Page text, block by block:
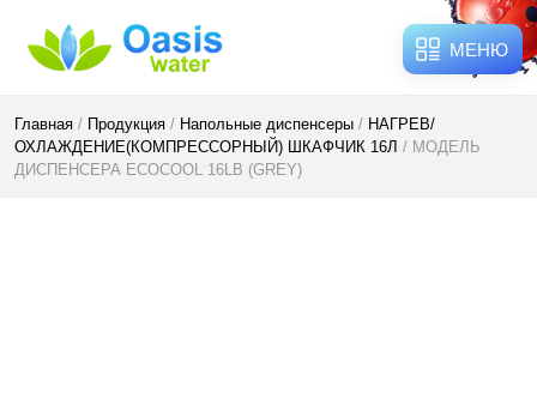
МЕНЮ
Главная / Продукция / Напольные диспенсеры / НАГРЕВ/
ОХЛАЖДЕНИЕ(КОМПРЕССОРНЫЙ) ШКАФЧИК 16Л / МОДЕЛЬ
ДИСПЕНСЕРА ECOCOOL 16LB (GREY)